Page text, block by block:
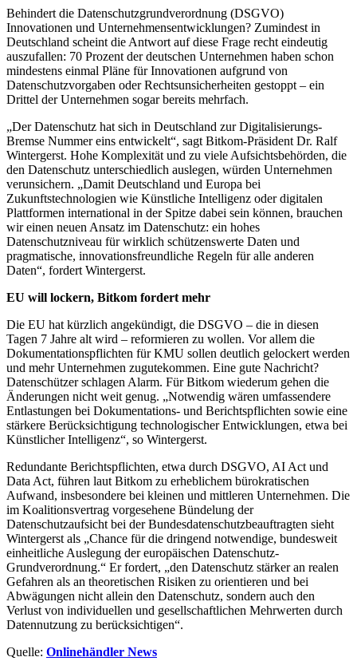
Behindert die Datenschutzgrundverordnung (DSGVO)
Innovationen und Unternehmensentwicklungen? Zumindest in
Deutschland scheint die Antwort auf diese Frage recht eindeutig
auszufallen: 70 Prozent der deutschen Unternehmen haben schon
mindestens einmal Pläne für Innovationen aufgrund von
Datenschutzvorgaben oder Rechtsunsicherheiten gestoppt – ein
Drittel der Unternehmen sogar bereits mehrfach.
„Der Datenschutz hat sich in Deutschland zur Digitalisierungs-
Bremse Nummer eins entwickelt“, sagt Bitkom-Präsident Dr. Ralf
Wintergerst. Hohe Komplexität und zu viele Aufsichtsbehörden, die
den Datenschutz unterschiedlich auslegen, würden Unternehmen
verunsichern. „Damit Deutschland und Europa bei
Zukunftstechnologien wie Künstliche Intelligenz oder digitalen
Plattformen international in der Spitze dabei sein können, brauchen
wir einen neuen Ansatz im Datenschutz: ein hohes
Datenschutzniveau für wirklich schützenswerte Daten und
pragmatische, innovationsfreundliche Regeln für alle anderen
Daten“, fordert Wintergerst.
EU will lockern, Bitkom fordert mehr
Die EU hat kürzlich angekündigt, die DSGVO – die in diesen
Tagen 7 Jahre alt wird – reformieren zu wollen. Vor allem die
Dokumentationspflichten für KMU sollen deutlich gelockert werden
und mehr Unternehmen zugutekommen. Eine gute Nachricht?
Datenschützer schlagen Alarm. Für Bitkom wiederum gehen die
Änderungen nicht weit genug. „Notwendig wären umfassendere
Entlastungen bei Dokumentations- und Berichtspflichten sowie eine
stärkere Berücksichtigung technologischer Entwicklungen, etwa bei
Künstlicher Intelligenz“, so Wintergerst.
Redundante Berichtspflichten, etwa durch DSGVO, AI Act und
Data Act, führen laut Bitkom zu erheblichem bürokratischen
Aufwand, insbesondere bei kleinen und mittleren Unternehmen. Die
im Koalitionsvertrag vorgesehene Bündelung der
Datenschutzaufsicht bei der Bundesdatenschutzbeauftragten sieht
Wintergerst als „Chance für die dringend notwendige, bundesweit
einheitliche Auslegung der europäischen Datenschutz-
Grundverordnung.“ Er fordert, „den Datenschutz stärker an realen
Gefahren als an theoretischen Risiken zu orientieren und bei
Abwägungen nicht allein den Datenschutz, sondern auch den
Verlust von individuellen und gesellschaftlichen Mehrwerten durch
Datennutzung zu berücksichtigen“.
Quelle: Onlinehändler News